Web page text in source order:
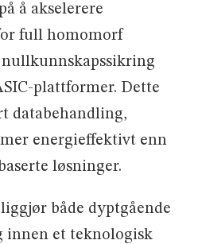
å akselerere
full homomorf
plattformer. Dette
databehandling,
energieffektivt enn
løsninger.
både dyptgående
innen et teknologisk